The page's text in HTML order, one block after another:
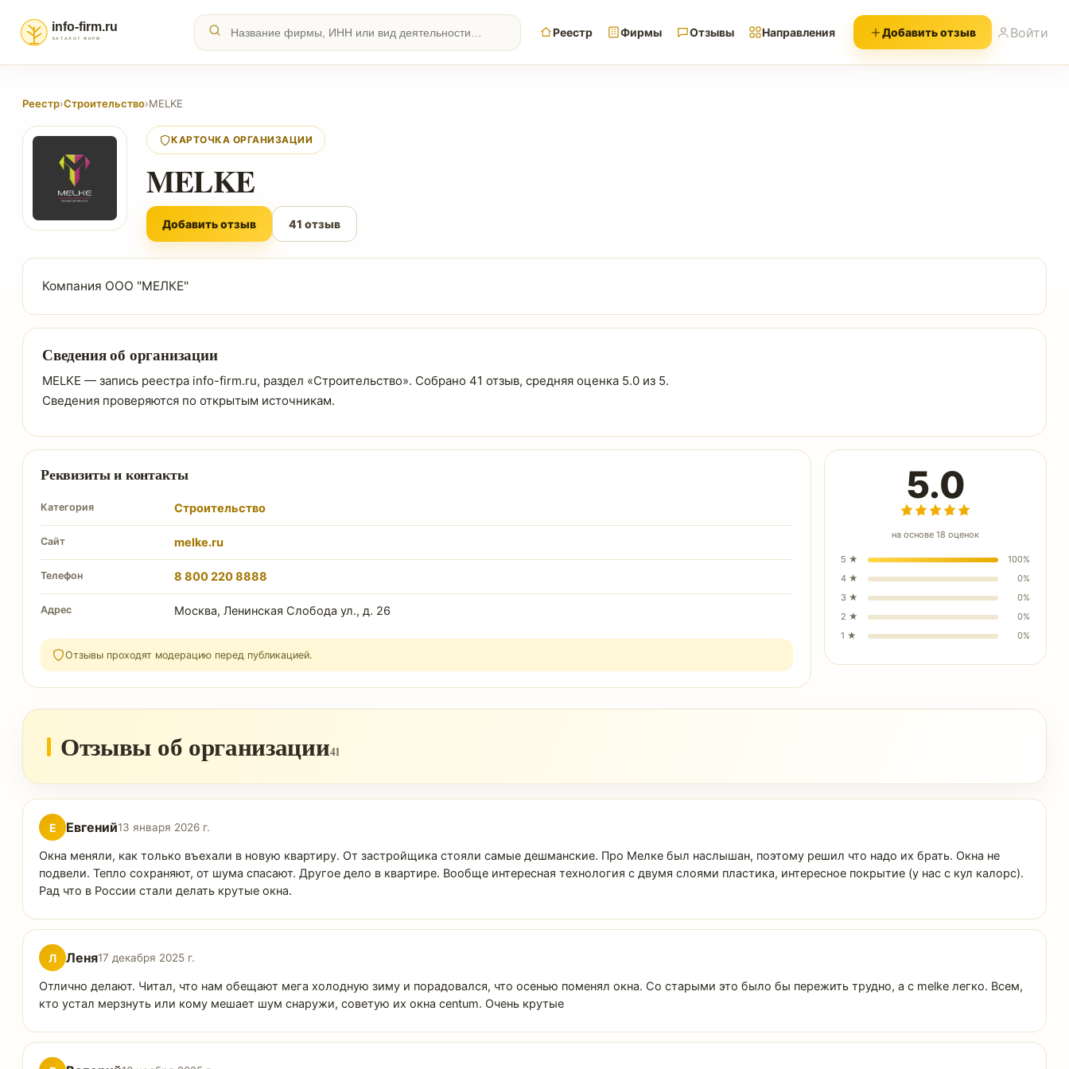
Реестр Фирмы Отзывы Направления Добавить отзыв Войти
Реестр›Строительство›MELKE
КАРТОЧКА ОРГАНИЗАЦИИ
MELKE
Добавить отзыв 41 отзыв
Компания ООО "МЕЛКЕ"
Сведения об организации
MELKE — запись реестра info-firm.ru, раздел «Строительство». Собрано 41 отзыв, средняя оценка 5.0 из 5.
Сведения проверяются по открытым источникам.
Реквизиты и контакты
Категория Строительство
Сайт melke.ru
Телефон 8 800 220 8888
Адрес Москва, Ленинская Слобода ул., д. 26
Отзывы проходят модерацию перед публикацией.
5.0
на основе 18 оценок
5 ★ 100%
4 ★ 0%
3 ★ 0%
2 ★ 0%
1 ★ 0%
Отзывы об организации41
Е Евгений13 января 2026 г.
Окна меняли, как только въехали в новую квартиру. От застройщика стояли самые дешманские. Про Мелке был наслышан, поэтому решил что надо их брать. Окна не
подвели. Тепло сохраняют, от шума спасают. Другое дело в квартире. Вообще интересная технология с двумя слоями пластика, интересное покрытие (у нас с кул калорс).
Рад что в России стали делать крутые окна.
Л Леня17 декабря 2025 г.
Отлично делают. Читал, что нам обещают мега холодную зиму и порадовался, что осенью поменял окна. Со старыми это было бы пережить трудно, а с melke легко. Всем,
кто устал мерзнуть или кому мешает шум снаружи, советую их окна centum. Очень крутые